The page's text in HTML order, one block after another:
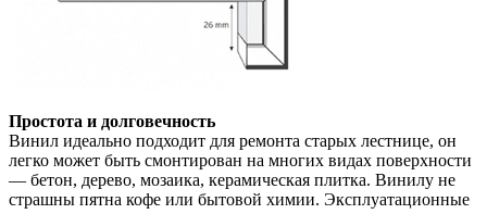
Простота и долговечность
Винил идеально подходит для ремонта старых лестнице, он
легко может быть смонтирован на многих видах поверхности
— бетон, дерево, мозаика, керамическая плитка. Винилу не
страшны пятна кофе или бытовой химии. Эксплуатационные